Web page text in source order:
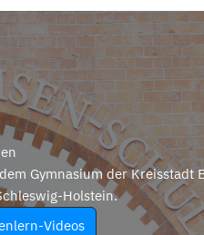
Gymnasium der Kreisstadt
Holstein.
Videos